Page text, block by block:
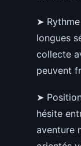
➤
longues
collecte
peuvent
➤
hésite
aventure